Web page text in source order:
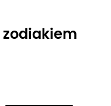
zodiakiem